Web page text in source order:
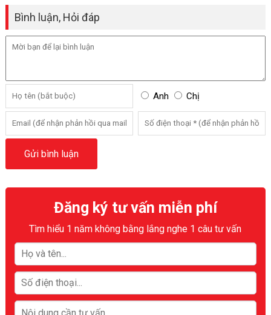
Bình luận, Hỏi đáp
Anh Chị
Đăng ký tư vấn miễn phí
Tìm hiểu 1 năm không bằng lắng nghe 1 câu tư vấn